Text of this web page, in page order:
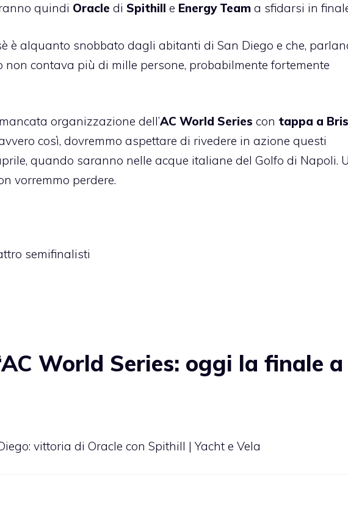
quindi Oracle di Spithill e Energy Team a sfidarsi in
è alquanto snobbato dagli abitanti di San Diego e che,
contava più di mille persone, probabilmente fortemente
organizzazione dell’AC World Series con tappa a
così, dovremmo aspettare di rivedere in azione questi
quando saranno nelle acque italiane del Golfo di Napoli.
vorremmo perdere.
semifinalisti
World Series: oggi la finale a
vittoria di Oracle con Spithill | Yacht e Vela